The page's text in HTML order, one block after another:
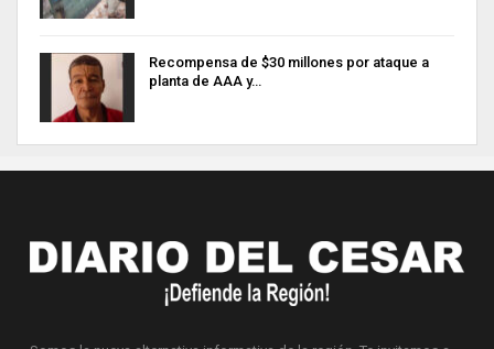
Recompensa de $30 millones por ataque a
planta de AAA y…